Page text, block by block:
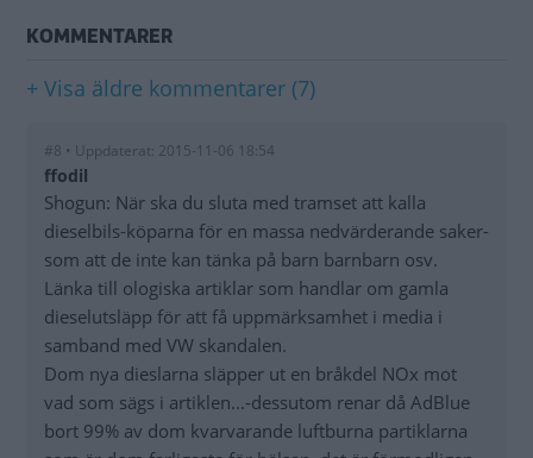
KOMMENTARER
+ Visa äldre kommentarer (7)
#8 • Uppdaterat: 2015-11-06 18:54
ffodil
Shogun: När ska du sluta med tramset att kalla
dieselbils-köparna för en massa nedvärderande saker-
som att de inte kan tänka på barn barnbarn osv.
Länka till ologiska artiklar som handlar om gamla
dieselutsläpp för att få uppmärksamhet i media i
samband med VW skandalen.
Dom nya dieslarna släpper ut en bråkdel NOx mot
vad som sägs i artiklen...-dessutom renar då AdBlue
bort 99% av dom kvarvarande luftburna partiklarna